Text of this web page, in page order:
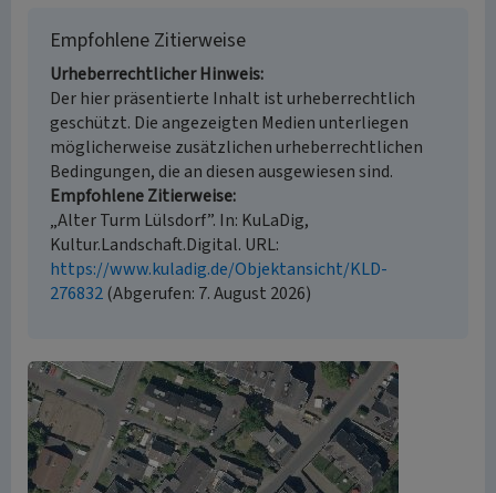
Empfohlene Zitierweise
Urheberrechtlicher Hinweis
Der hier präsentierte Inhalt ist urheberrechtlich
geschützt. Die angezeigten Medien unterliegen
möglicherweise zusätzlichen urheberrechtlichen
Bedingungen, die an diesen ausgewiesen sind.
Empfohlene Zitierweise
„Alter Turm Lülsdorf”. In: KuLaDig,
Kultur.Landschaft.Digital. URL:
https://www.kuladig.de/Objektansicht/KLD-
276832(Abgerufen: 7. August 2026)